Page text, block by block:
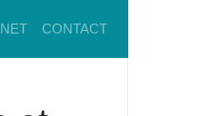
CONTACT